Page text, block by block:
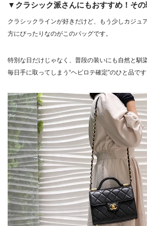
▼クラシック派さんにもおすすめ！そ
クラシックラインが好きだけど、もう少しカジュ
方にぴったりなのがこのバッグです。
特別な日だけじゃなく、普段の装いにも自然と馴
毎日手に取ってしまう“ヘビロテ確定”のひと品です